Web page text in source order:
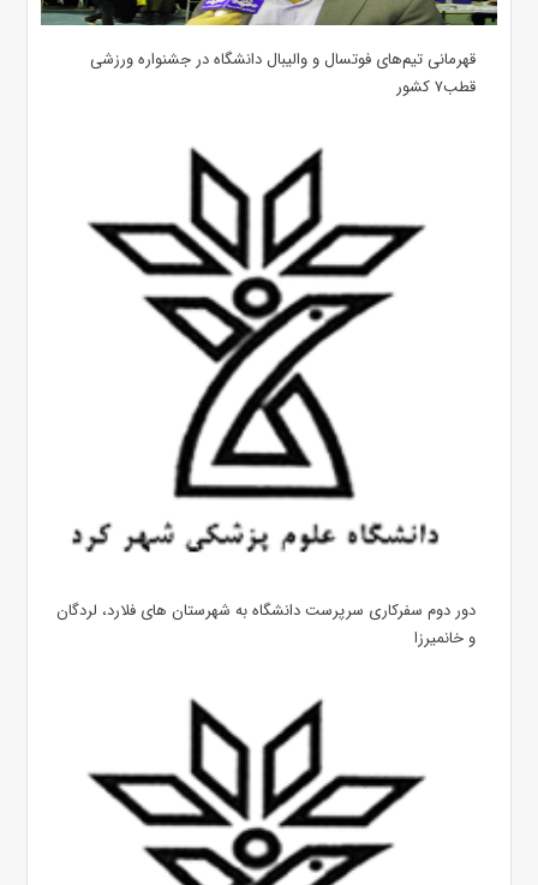
قهرمانی تیم‌های فوتسال و والیبال دانشگاه در جشنواره ورزشی
قطب۷ کشور
دور دوم سفرکاری سرپرست دانشگاه به شهرستان های فلارد، لردگان
و خانمیرزا